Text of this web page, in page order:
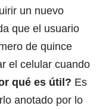
un nuevo
que el usuario
de quince
el celular cuando
qué es útil? Es
anotado por lo